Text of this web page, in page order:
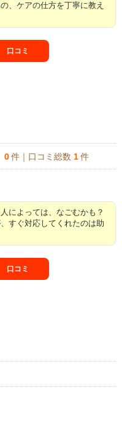
、ケアの仕方を丁寧に教え
口コミ
0 件｜口コミ総数 1 件
によっては、なごむかも？
すぐ対応してくれたのは助
口コミ